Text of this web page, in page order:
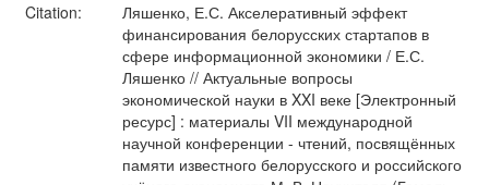
Citation:
Ляшенко, Е.С. Акселеративный эффект
финансирования белорусских стартапов в
сфере информационной экономики / Е.С.
Ляшенко // Актуальные вопросы
экономической науки в XXI веке [Электронный
ресурс] : материалы VII международной
научной конференции - чтений, посвящённых
памяти известного белорусского и российского